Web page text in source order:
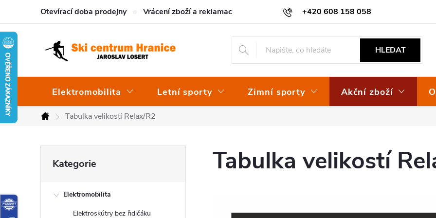
obsah
+420 608 158 058
Otevírací doba prodejny Vrácení zboží a reklamace Osvědčení EKO-KOM
HLEDAT
Elektromobilita Letní sporty Zimní sporty Akční zboží
DomůTabulka velikostí Relax/R2
kategorie
Kategorie
Elektromobilita
Elektroskútry bez řidičáku
Tabulka velikostí